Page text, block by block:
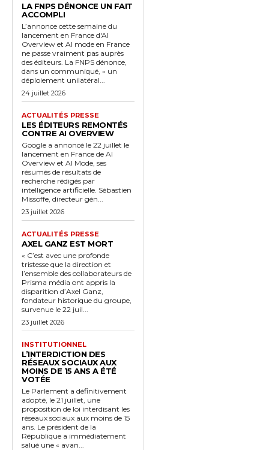
LA FNPS DÉNONCE UN FAIT
ACCOMPLI
L’annonce cette semaine du
lancement en France d'AI
Overview et AI mode en France
ne passe vraiment pas auprès
des éditeurs. La FNPS dénonce,
dans un communiqué, « un
déploiement unilatéral...
24 juillet 2026
ACTUALITÉS PRESSE
LES ÉDITEURS REMONTÉS
CONTRE AI OVERVIEW
Google a annoncé le 22 juillet le
lancement en France de AI
Overview et AI Mode, ses
résumés de résultats de
recherche rédigés par
intelligence artificielle. Sébastien
Missoffe, directeur gén...
23 juillet 2026
ACTUALITÉS PRESSE
AXEL GANZ EST MORT
« C’est avec une profonde
tristesse que la direction et
l’ensemble des collaborateurs de
Prisma média ont appris la
disparition d’Axel Ganz,
fondateur historique du groupe,
survenue le 22 juil...
23 juillet 2026
INSTITUTIONNEL
L’INTERDICTION DES
RÉSEAUX SOCIAUX AUX
MOINS DE 15 ANS A ÉTÉ
VOTÉE
Le Parlement a définitivement
adopté, le 21 juillet, une
proposition de loi interdisant les
réseaux sociaux aux moins de 15
ans. Le président de la
République a immédiatement
salué une « avan...